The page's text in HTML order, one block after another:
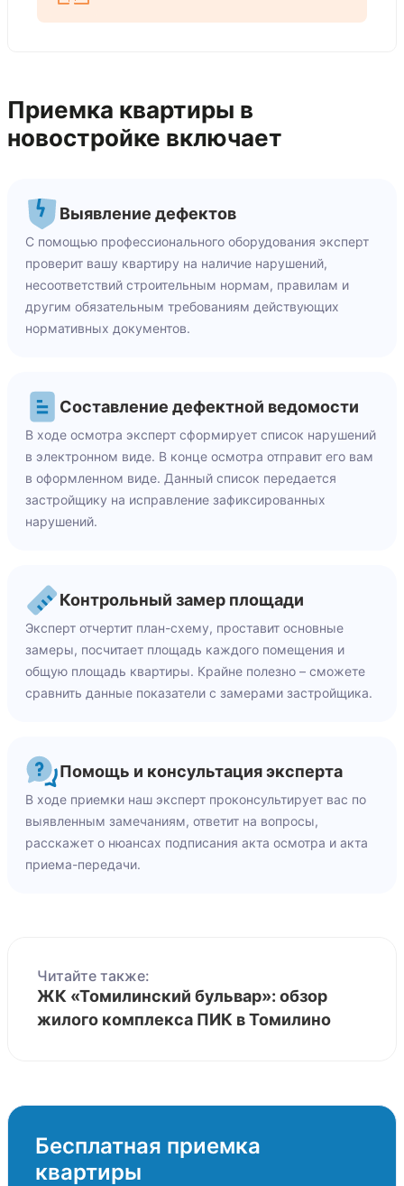
Приемка квартиры в
новостройке включает
Выявление дефектов
С помощью профессионального оборудования эксперт
проверит вашу квартиру на наличие нарушений,
несоответствий строительным нормам, правилам и
другим обязательным требованиям действующих
нормативных документов.
Составление дефектной ведомости
В ходе осмотра эксперт сформирует список нарушений
в электронном виде. В конце осмотра отправит его вам
в оформленном виде. Данный список передается
застройщику на исправление зафиксированных
нарушений.
Контрольный замер площади
Эксперт отчертит план-схему, проставит основные
замеры, посчитает площадь каждого помещения и
общую площадь квартиры. Крайне полезно – сможете
сравнить данные показатели с замерами застройщика.
Помощь и консультация эксперта
В ходе приемки наш эксперт проконсультирует вас по
выявленным замечаниям, ответит на вопросы,
расскажет о нюансах подписания акта осмотра и акта
приема-передачи.
Читайте также:
ЖК «Томилинский бульвар»: обзор
жилого комплекса ПИК в Томилино
Бесплатная приемка
квартиры